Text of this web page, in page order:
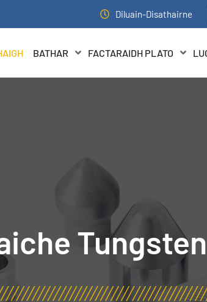
Diluain-Disathairne
BATHAR FACTARAIDH PLATO